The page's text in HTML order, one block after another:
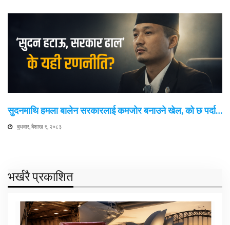
सुदनमाथि हमला बालेन सरकारलाई कमजोर बनाउने खेल, को छ पर्दा…
बुधवार, बैशाख ९, २०८३
भर्खरै प्रकाशित